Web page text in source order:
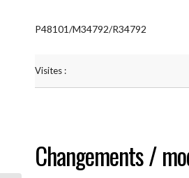
P48101/M34792/R34792
Visites :
Changements /